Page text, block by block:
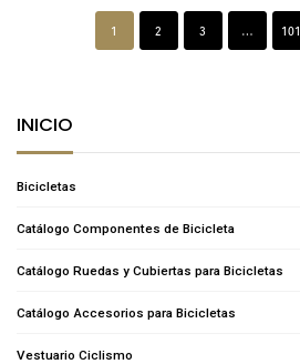
INICIO
Bicicletas
Catálogo Componentes de Bicicleta
Catálogo Ruedas y Cubiertas para Bicicletas
Catálogo Accesorios para Bicicletas
Vestuario Ciclismo
1 2 3 … 101